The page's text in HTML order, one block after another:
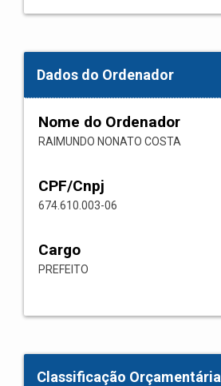
Dados do Ordenador
Nome do Ordenador
RAIMUNDO NONATO COSTA
CPF/Cnpj
674.610.003-06
Cargo
PREFEITO
Classificação Orçamentária